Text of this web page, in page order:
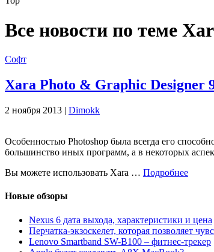
Все новости по теме
Софт
Xara Photo & Graphic Designer
2 ноября 2013 | Dimokk
Особенностью Photoshop была всегда его
большинство иных программ, а в некоторых
Вы можете использовать Xara … Подробнее
Новые обзоры
Nexus 6 дата выхода, характеристики и цена
Перчатка-экзоскелет, которая позволяет
Lenovo Smartband SW-B100 – фитнес-трекер